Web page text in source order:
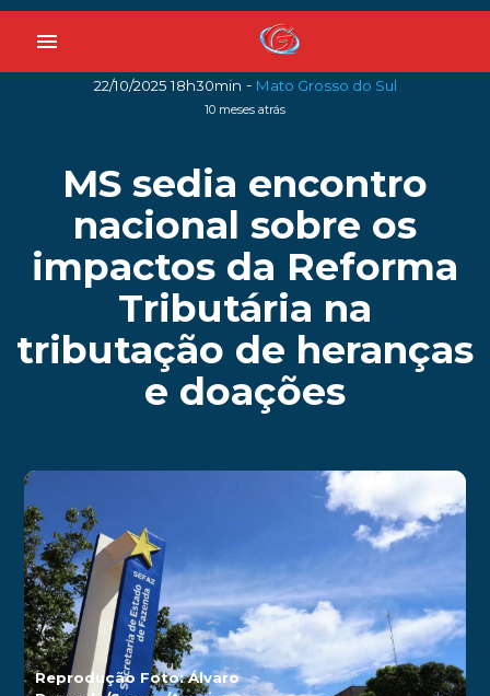
menu
22/10/2025 18h30min - Mato Grosso do Sul
10 meses atrás
MS sedia encontro
nacional sobre os
impactos da Reforma
Tributária na
tributação de heranças
e doações
Reprodução Foto: Álvaro